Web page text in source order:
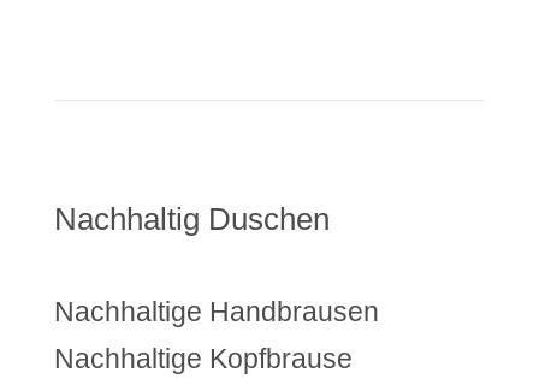
Nachhaltig Duschen
Nachhaltige Handbrausen
Nachhaltige Kopfbrause